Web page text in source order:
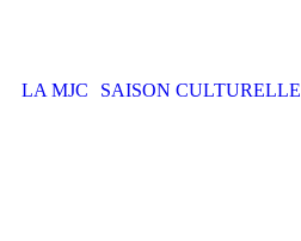
LA MJC SAISON CULTURELLE